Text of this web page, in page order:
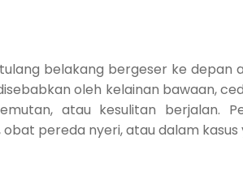
belakang bergeser ke
oleh kelainan bawaan,
atau kesulitan
pereda nyeri, atau dalam